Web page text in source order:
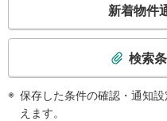
検
新着物件
検索
保存した条件の確認・通知
えます。